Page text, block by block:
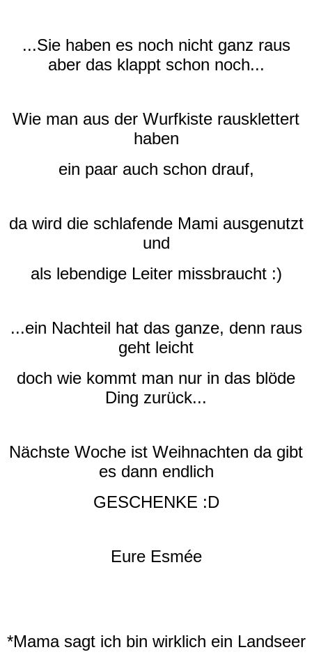
...Sie haben es noch nicht ganz raus
aber das klappt schon noch...
Wie man aus der Wurfkiste rausklettert
haben
ein paar auch schon drauf,
da wird die schlafende Mami ausgenutzt
und
als lebendige Leiter missbraucht :)
...ein Nachteil hat das ganze, denn raus
geht leicht
doch wie kommt man nur in das blöde
Ding zurück...
Nächste Woche ist Weihnachten da gibt
es dann endlich
GESCHENKE :D
Eure Esmée
*Mama sagt ich bin wirklich ein Landseer